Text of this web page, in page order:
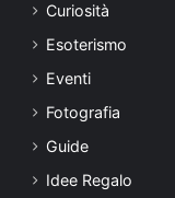
Curiosità
Esoterismo
Eventi
Fotografia
Guide
Idee Regalo